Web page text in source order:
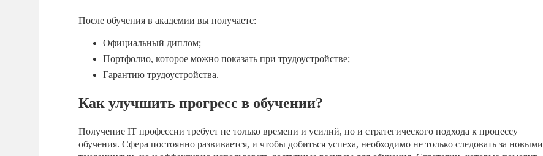
После обучения в академии вы получаете:
Официальный диплом;
Портфолио, которое можно показать при трудоустройстве;
Гарантию трудоустройства.
Как улучшить прогресс в обучении?
Получение IT профессии требует не только времени и усилий, но и стратегического подхода к процессу
обучения. Сфера постоянно развивается, и чтобы добиться успеха, необходимо не только следовать за новыми